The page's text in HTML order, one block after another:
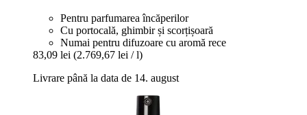
Pentru parfumarea încăperilor
Cu portocală, ghimbir și scorțișoară
Numai pentru difuzoare cu aromă rece
83,09 lei (2.769,67 lei / l)
Livrare până la data de 14. august